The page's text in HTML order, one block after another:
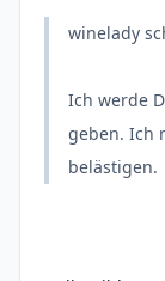
winelady
Ich werde
geben. Ich
belästigen.